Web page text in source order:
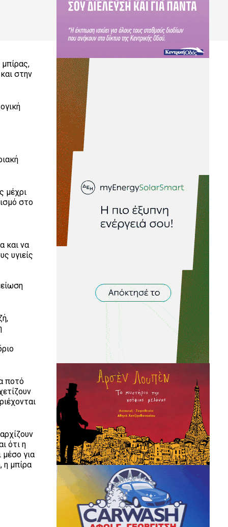
στην
μέχρι
στο
και να
υγιείς
ποτό
ότι η
για
η μπίρα